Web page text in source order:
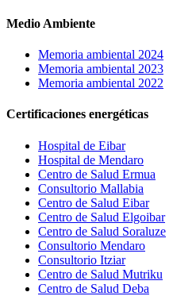
Medio Ambiente
Memoria ambiental 2024
Memoria ambiental 2023
Memoria ambiental 2022
Certificaciones energéticas
Hospital de Eibar
Hospital de Mendaro
Centro de Salud Ermua
Consultorio Mallabia
Centro de Salud Eibar
Centro de Salud Elgoibar
Centro de Salud Soraluze
Consultorio Mendaro
Consultorio Itziar
Centro de Salud Mutriku
Centro de Salud Deba